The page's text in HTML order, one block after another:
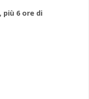
più 6 ore di